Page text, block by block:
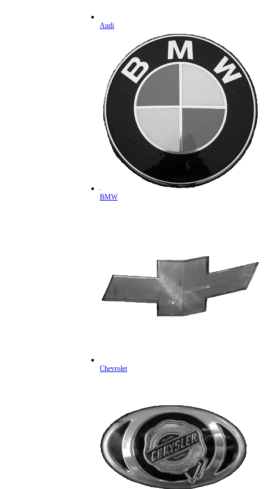
Audi
BMW
Chevrolet